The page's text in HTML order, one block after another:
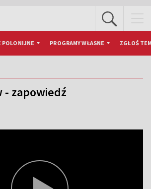
POLONIJNE PROGRAMY WŁASNE ZGŁOŚ
- zapowiedź